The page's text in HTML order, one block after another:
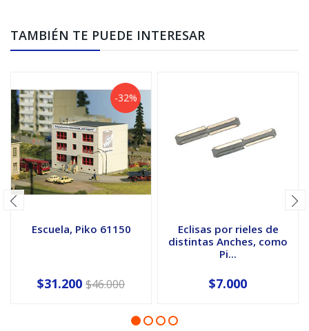
TAMBIÉN TE PUEDE INTERESAR
-32%
Escuela, Piko 61150
$31.200 $46.000
Eclisas por rieles de
distintas Anches, como
Pi...
$7.000